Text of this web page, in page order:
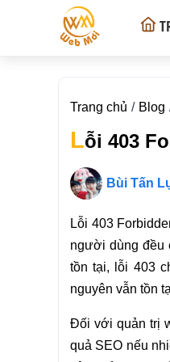
Trang chủ Blog
Lỗi 403
Bùi Tấn
Lỗi 403
người dùng đều
tồn tại, lỗi 403
nguyên vẫn tồn
Đối với quản trị
quả SEO nếu